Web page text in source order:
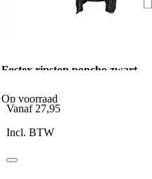
Fostex ripstop poncho zwart
Op voorraad
Vanaf 27,95
Incl. BTW